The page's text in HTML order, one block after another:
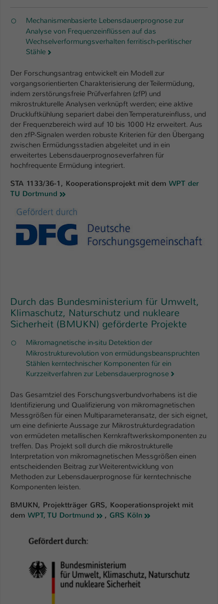
Mechanismenbasierte Lebensdauerprognose zur
Analyse von Frequenzeinflüssen auf das
Wechselverformungsverhalten ferritisch-perlitischer
Stähle
Der Forschungsantrag entwickelt ein Modell zur
vorgangsorientierten Charakterisierung der Teilermüdung,
indem zerstörungsfreie Prüfverfahren (zfP) und
mikrostrukturelle Analysen verknüpft werden; eine aktive
Druckluftkühlung separiert dabei den Temperatureinfluss, und
der Frequenzbereich wird auf 10 bis 1000 Hz erweitert. Aus
den zfP-Signalen werden robuste Kriterien für den Übergang
zwischen Ermüdungsstadien abgeleitet und in ein
erweitertes Lebensdauerprognoseverfahren für
hochfrequente Ermüdung integriert.
STA 1133/36-1, Kooperationsprojekt mit dem WPT der
TU Dortmund
Durch das Bundesministerium für Umwelt,
Klimaschutz, Naturschutz und nukleare
Sicherheit (BMUKN) geförderte Projekte
Mikromagnetische in-situ Detektion der
Mikrostrukturevolution von ermüdungsbeanspruchten
Stählen kerntechnischer Komponenten für ein
Kurzzeitverfahren zur Lebensdauerprognose
Das Gesamtziel des Forschungsverbundvorhabens ist die
Identifizierung und Qualifizierung von mikromagnetischen
Messgrößen für einen Multiparameteransatz, der sich eignet,
um eine definierte Aussage zur Mikrostrukturdegradation
von ermüdeten metallischen Kernkraftwerkskomponenten zu
treffen. Das Projekt soll durch die mikrostrukturelle
Interpretation von mikromagnetischen Messgrößen einen
entscheidenden Beitrag zur Weiterentwicklung von
Methoden zur Lebensdauerprognose für kerntechnische
Komponenten leisten.
BMUKN, Projektträger GRS, Kooperationsprojekt mit
dem WPT, TU Dortmund , GRS Köln